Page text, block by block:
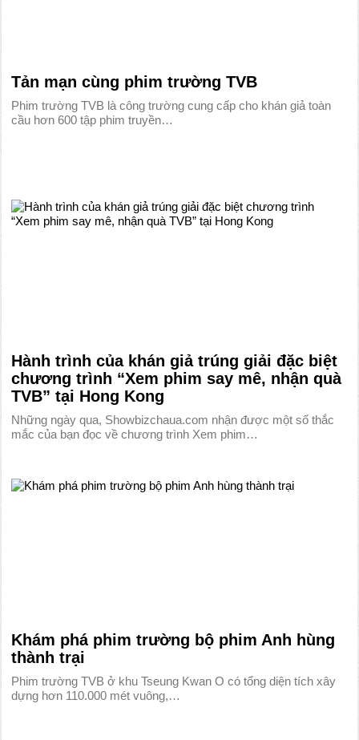
Tản mạn cùng phim trường TVB
Phim trường TVB là công trường cung cấp cho khán giả toàn
cầu hơn 600 tập phim truyền…
Hành trình của khán giả trúng giải đặc biệt
chương trình “Xem phim say mê, nhận quà
TVB” tại Hong Kong
Những ngày qua, Showbizchaua.com nhận được một số thắc
mắc của bạn đọc về chương trình Xem phim…
Khám phá phim trường bộ phim Anh hùng
thành trại
Phim trường TVB ở khu Tseung Kwan O có tổng diện tích xây
dựng hơn 110.000 mét vuông,…